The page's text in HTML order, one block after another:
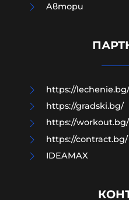
Сенатска
Aвтори
https://lechenie.bg/
https://gradski.bg/
https://workout.bg/
https://contract.bg/
IDEAMAX